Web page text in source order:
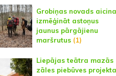
Grobiņas novads aicina
izmēģināt astoņus
jaunus pārgājienu
maršrutus(1)
Liepājas teātra mazās
zāles piebūves projekta